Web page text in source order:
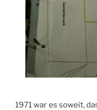
1971 war es soweit,